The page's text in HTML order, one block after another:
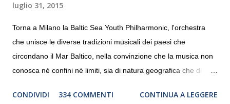
luglio 31, 2015
Torna a Milano la Baltic Sea Youth Philharmonic, l'orchestra
che unisce le diverse tradizioni musicali dei paesi che
circondano il Mar Baltico, nella convinzione che la musica non
conosca né confini né limiti, sia di natura geografica che di
debutterà il 10 settembre a Heiden, in Germania, e toccherà, in
CONDIVIDI 334 COMMENTI CONTINUA A LEGGERE